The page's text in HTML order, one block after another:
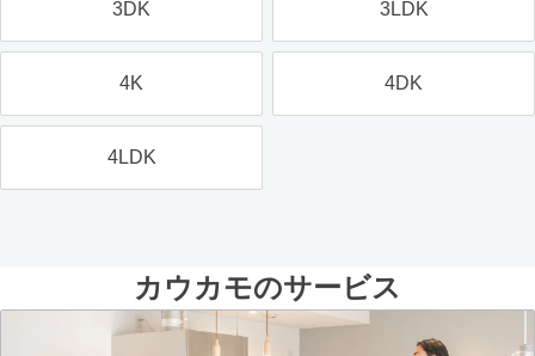
3DK 3LDK
4K 4DK
4LDK
カウカモのサービス